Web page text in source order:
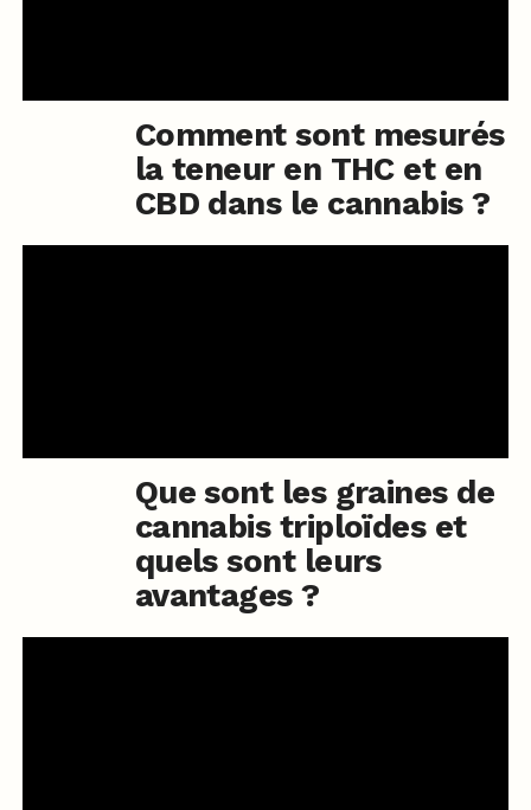
Comment sont mesurés
la teneur en THC et en
CBD dans le cannabis ?
Que sont les graines de
cannabis triploïdes et
quels sont leurs
avantages ?